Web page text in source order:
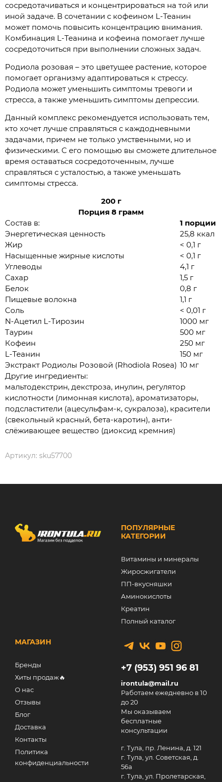
сосредотачиваться и концентрироваться на той или
иной задаче. В сочетании с кофеином L-Теанин
может помочь повысить концентрацию внимания.
Комбинация L-Теанина и кофеина помогает лучше
сосредоточиться при выполнении сложных задач.
Родиола розовая – это цветущее растение, которое
помогает организму адаптироваться к стрессу.
Родиола может уменьшить симптомы тревоги и
стресса, а также уменьшить симптомы депрессии.
Данный комплекс рекомендуется использовать тем,
кто хочет лучше справляться с каждодневными
задачами, причем не только умственными, но и
физическими. С его помощью вы сможете длительное
время оставаться сосредоточенным, лучше
справляться с усталостью, а также уменьшать
симптомы стресса.
200 г
Порция 8 грамм
Состав в:
1 порции
Энергетическая ценность
25,8 ккал
Жир
< 0,1 г
Насыщенные жирные кислоты
< 0,1 г
Углеводы
4,1 г
Сахар
1,5 г
Белок
0,8 г
Пищевые волокна
1,1 г
Соль
< 0,01 г
N-Ацетил L-Тирозин
1000 мг
Таурин
500 мг
Кофеин
250 мг
L-Теанин
150 мг
Экстракт Родиолы Розовой (Rhodiola Rosea) 10 мг
Другие ингредиенты:
мальтодекстрин, декстроза, инулин, регулятор
кислотности (лимонная кислота), ароматизаторы,
подсластители (ацесульфам-к, сукралоза), красители
(свекольный красный, бета-каротин), анти-
слёживающее вещество (диоксид кремния)
Артикул: sku57700
ПОПУЛЯРНЫЕ
КАТЕГОРИИ
Витамины и минералы
Жиросжигатели
ПП-вкусняшки
Аминокислоты
Креатин
Полный каталог
МАГАЗИН
Бренды
Хиты продаж🔥
О нас
Отзывы
Блог
Доставка
Контакты
Политика
конфиденциальности
+7 (953) 951 96 81
irontula@mail.ru
Работаем ежедневно в 10
до 20
Мы оказываем
бесплатные
консультации
г. Тула, пр. Ленина, д. 121
г. Тула, ул. Советская, д.
56а
г. Тула, ул. Пролетарская,